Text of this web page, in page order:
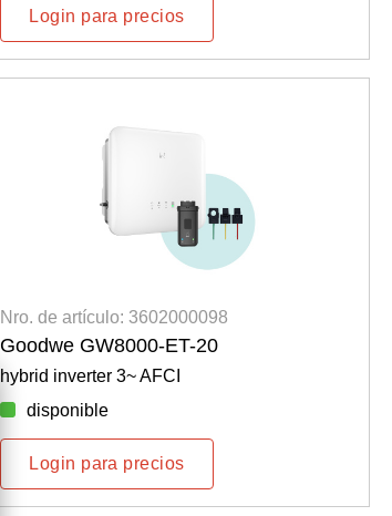
Login para precios
Nro. de artículo: 3602000098
Goodwe GW8000-ET-20
hybrid inverter 3~ AFCI
disponible
Login para precios